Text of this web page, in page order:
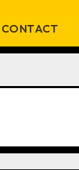
CONTACT